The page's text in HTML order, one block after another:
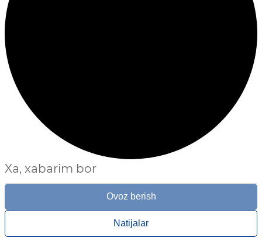
Xa, xabarim bor
Ovoz berish
Natijalar